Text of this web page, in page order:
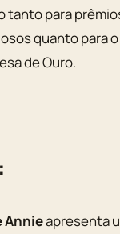
tanto para
quanto para o
de Ouro.
Annieapresenta